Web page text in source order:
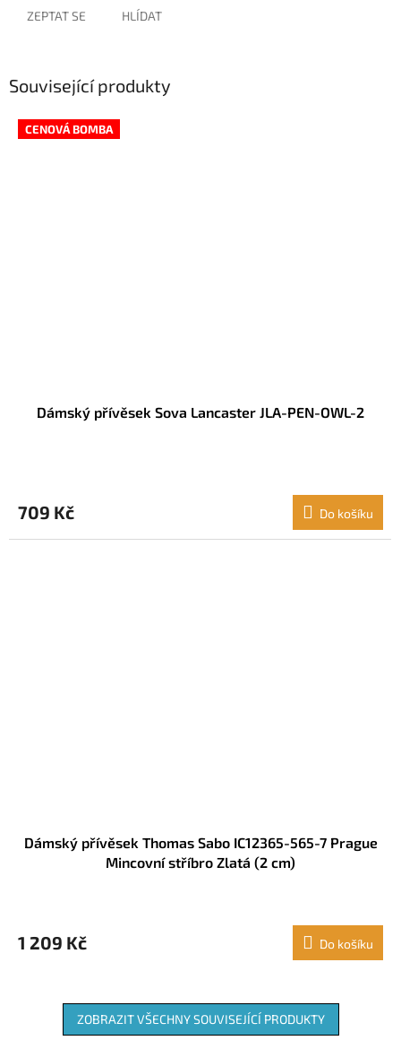
ZEPTAT SE HLÍDAT
Související produkty
CENOVÁ BOMBA
Dámský přívěsek Sova Lancaster JLA-PEN-OWL-2
709 Kč Do košíku
Dámský přívěsek Thomas Sabo IC12365-565-7 Prague
Mincovní stříbro Zlatá (2 cm)
1 209 Kč Do košíku
ZOBRAZIT VŠECHNY SOUVISEJÍCÍ PRODUKTY